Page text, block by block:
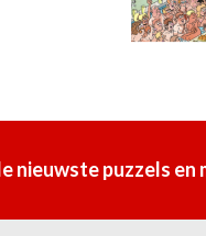
nieuwste puzzels en